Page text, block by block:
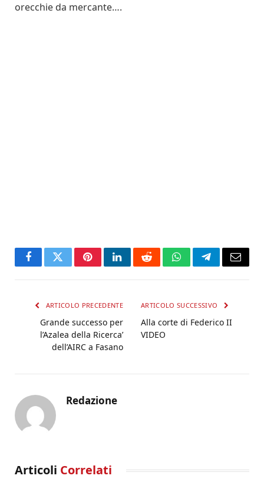
orecchie da mercante….
FacebookTwitterPinterestLinkedInRedditWhatsAppTelegramEmail
ARTICOLO PRECEDENTE
Grande successo per
l’Azalea della Ricerca’
dell’AIRC a Fasano
ARTICOLO SUCCESSIVO
Alla corte di Federico II
VIDEO
Redazione
Articoli Correlati